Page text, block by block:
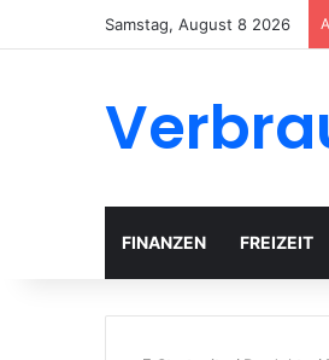
Samstag, August 8 2026
FINANZEN FREIZEIT